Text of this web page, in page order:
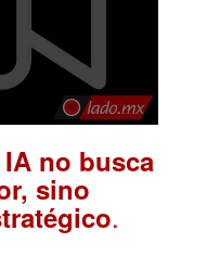
IA no busca
sino
.